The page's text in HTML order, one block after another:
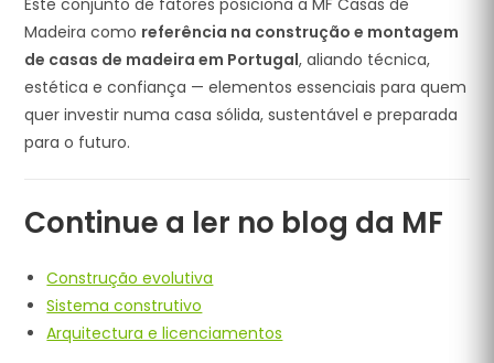
Este conjunto de fatores posiciona a MF Casas de
Madeira como referência na construção e montagem
de casas de madeira em Portugal, aliando técnica,
estética e confiança — elementos essenciais para quem
quer investir numa casa sólida, sustentável e preparada
para o futuro.
Continue a ler no blog da MF
Construção evolutiva
Sistema construtivo
Arquitectura e licenciamentos